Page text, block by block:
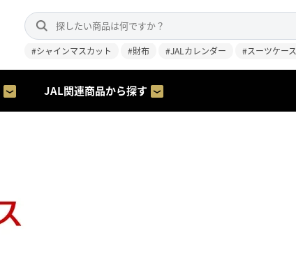
#シャインマスカット #財布 #JALカレンダー #スーツケース
JAL関連商品から探す